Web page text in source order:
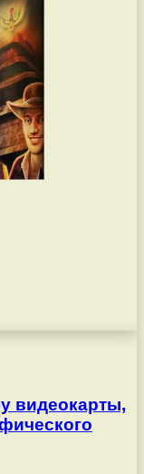
видеокарты,